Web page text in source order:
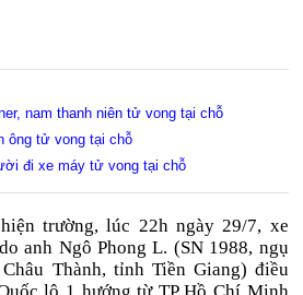
nam thanh niên tử vong tại chỗ
ông tử vong tại chỗ
đi xe máy tử vong tại chỗ
trường, lúc 22h ngày 29/7, xe
anh Ngô Phong L. (SN 1988, ngụ
Thành, tỉnh Tiền Giang) điều